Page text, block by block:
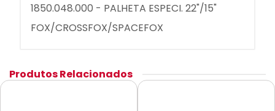
1850.048.000 - PALHETA ESPECI. 22"/15"
FOX/CROSSFOX/SPACEFOX
Produtos Relacionados